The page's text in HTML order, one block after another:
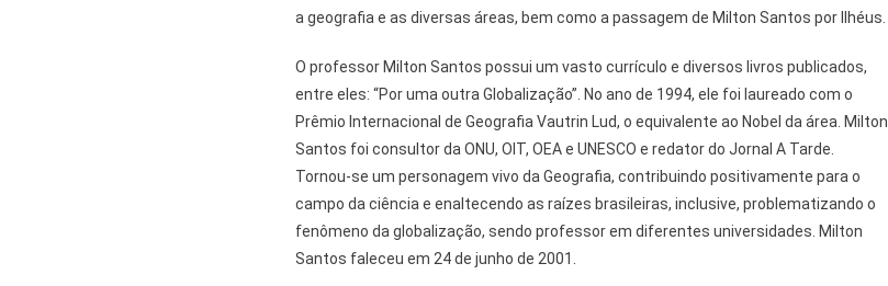
a geografia e as diversas áreas, bem como a passagem de Milton Santos por Ilhéus.
O professor Milton Santos possui um vasto currículo e diversos livros publicados,
entre eles: “Por uma outra Globalização”. No ano de 1994, ele foi laureado com o
Prêmio Internacional de Geografia Vautrin Lud, o equivalente ao Nobel da área. Milton
Santos foi consultor da ONU, OIT, OEA e UNESCO e redator do Jornal A Tarde.
Tornou-se um personagem vivo da Geografia, contribuindo positivamente para o
campo da ciência e enaltecendo as raízes brasileiras, inclusive, problematizando o
fenômeno da globalização, sendo professor em diferentes universidades. Milton
Santos faleceu em 24 de junho de 2001.